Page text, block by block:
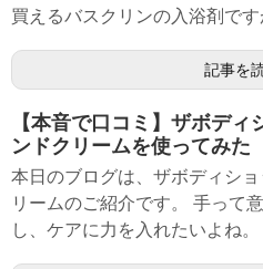
買えるバスクリンの入浴剤です
記事を
【本音で口コミ】ザボデ
ンドクリームを使ってみた
本日のブログは、ザボディシ
リームのご紹介です。 手って
し、ケアに力を入れたいよね。